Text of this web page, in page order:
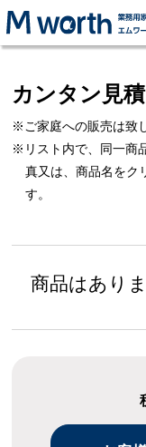
カンタン見
※ご家庭への販売は致
※リスト内で、同一商
真又は、商品名をク
す。
商品はありま